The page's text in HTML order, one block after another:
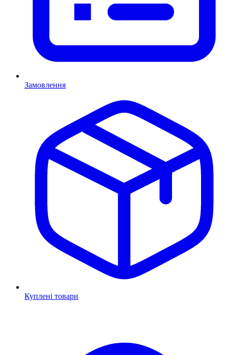
Замовлення
Куплені товари